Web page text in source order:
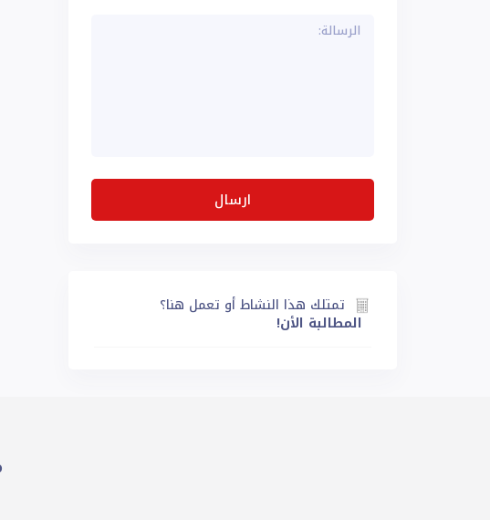
تمتلك هذا النشاط أو تعمل هنا؟
المطالبة الأن!